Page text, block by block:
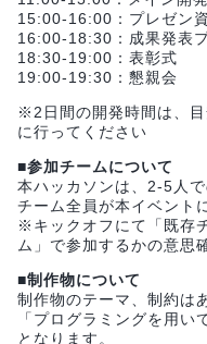
15:00-16:00：プレゼン
16:00-18:30：成果発表
18:30-19:00：表彰式
19:00-19:30：懇親会
※2日間の開発時間は、
に行ってください
■参加チームについて
本ハッカソンは、2-5人
チーム全員が本イベント
※キックオフにて「既存
ム」で参加するかの意思
■制作物について
制作物のテーマ、制約は
「プログラミングを用い
となります。